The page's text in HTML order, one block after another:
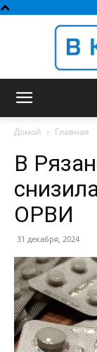
Домой Главная
В
ОРВИ
31 декабря, 2024